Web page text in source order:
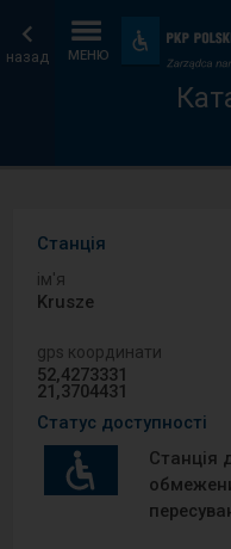
назад МЕНЮ
та
Станція
ім′я
Krusze
gps координати
52,4273331
21,3704431
Статус доступності
Станція